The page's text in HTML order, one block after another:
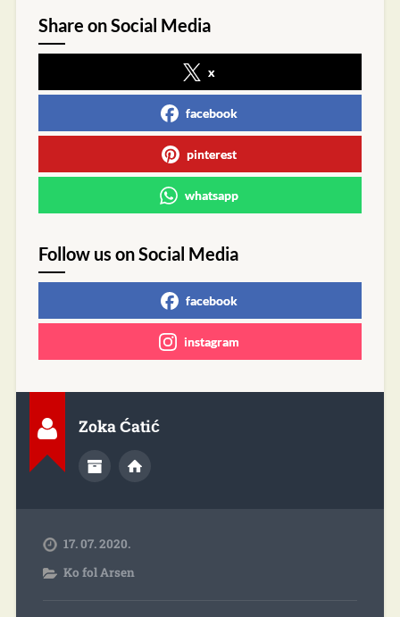
Share on Social Media
x
facebook
pinterest
whatsapp
Follow us on Social Media
facebook
instagram
Zoka Ćatić
17. 07. 2020.
Ko fol Arsen